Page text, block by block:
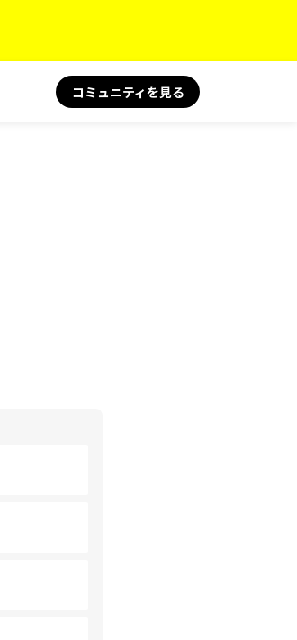
コミュニティを見る